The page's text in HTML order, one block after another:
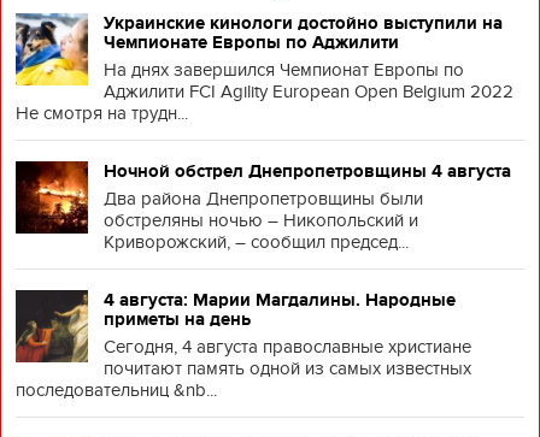
Украинские кинологи достойно выступили на
Чемпионате Европы по Аджилити
На днях завершился Чемпионат Европы по
Аджилити FCI Agility European Open Belgium 2022
Не смотря на трудн...
Ночной обстрел Днепропетровщины 4 августа
Два района Днепропетровщины были
обстреляны ночью – Никопольский и
Криворожский, – сообщил председ...
4 августа: Марии Магдалины. Народные
приметы на день
Сегодня, 4 августа православные христиане
почитают память одной из самых известных
последовательниц &nb...